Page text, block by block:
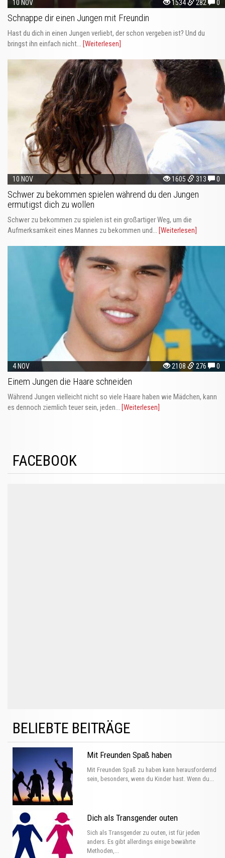
10 NOV 1534 282 0
Schnappe dir einen Jungen mit Freundin
Hast du dich in einen Jungen verliebt, der schon vergeben ist? Und du
bringst ihn einfach nicht... [Weiterlesen]
10 NOV 1605 313 0
Schwer zu bekommen spielen während du den Jungen
ermutigst dich zu wollen
Schwer zu bekommen zu spielen ist ein großartiger Weg, um die
Aufmerksamkeit eines Mannes zu bekommen und... [Weiterlesen]
4 NOV 2108 276 0
Einem Jungen die Haare schneiden
Während Jungen vielleicht nicht so viele Haare haben wie Mädchen, kann
es dennoch ziemlich teuer sein, jeden...
[Weiterlesen]
FACEBOOK
BELIEBTE BEITRÄGE
Mit Freunden Spaß haben
Mit Freunden Spaß zu haben kann herausfordernd
sein, besonders, wenn du Kinder hast. Wenn du...
Dich als Transgender outen
Sich als Transgender zu outen, ist für jeden
anders. Es gibt allerdings einige bewährte
Methoden,...